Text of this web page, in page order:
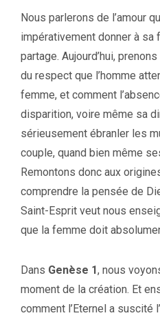
Nous parlerons de l’amour
impérativement donner à sa
partage. Aujourd’hui,
du respect que l’homme
femme, et comment
disparition, voire même sa
sérieusement ébranler les
couple, quand bien même
Remontons donc aux
comprendre la pensée de
Saint-Esprit veut nous
que la femme doit
Dans Genèse 1, nous
moment de la création. Et
comment l’Eternel a suscité